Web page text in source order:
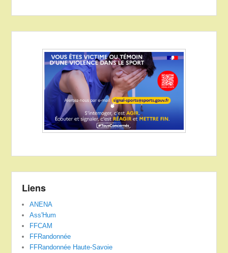
Liens
ANENA
Ass'Hum
FFCAM
FFRandonnée
FFRandonnée Haute-Savoie